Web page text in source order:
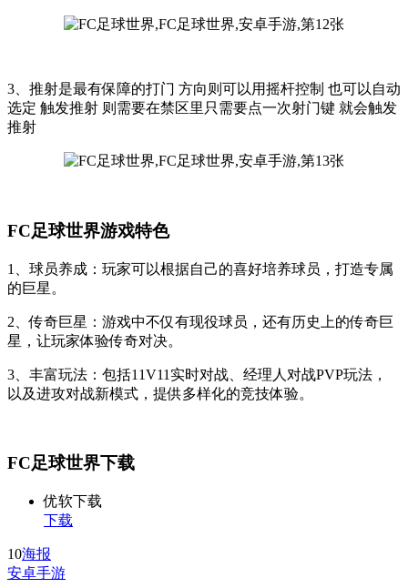
3、推射是最有保障的打门 方向则可以用摇杆控制 也可以自动
选定 触发推射 则需要在禁区里只需要点一次射门键 就会触发
推射
FC足球世界游戏特色
1、球员养成：玩家可以根据自己的喜好培养球员，打造专属
的巨星。
2、传奇巨星：游戏中不仅有现役球员，还有历史上的传奇巨
星，让玩家体验传奇对决。
3、丰富玩法：包括11V11实时对战、经理人对战PVP玩法，
以及进攻对战新模式，提供多样化的竞技体验。
FC足球世界下载
优软下载
下载
10海报
安卓手游